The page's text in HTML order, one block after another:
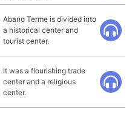
Abano Terme is divided into
a historical center and
tourist center.
It was a flourishing trade
center and a religious
center.